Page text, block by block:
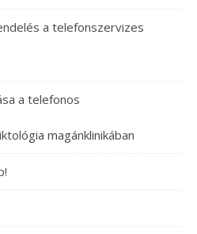
a telefonszervizes
a telefonos
magánklinikában